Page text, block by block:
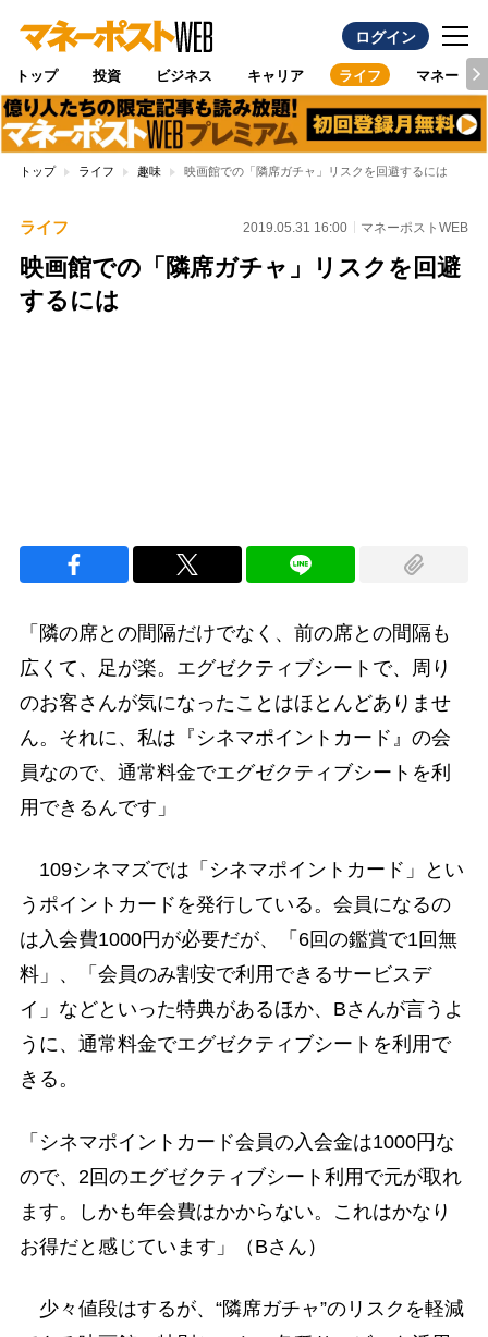
ログイン
トップ 投資 ビジネス キャリア ライフ マネー
トップ ライフ 趣味 映画館での「隣席ガチャ」リスクを回避するには
ライフ 2019.05.31 16:00 マネーポストWEB
映画館での「隣席ガチャ」リスクを回避
するには
「隣の席との間隔だけでなく、前の席との間隔も
広くて、足が楽。エグゼクティブシートで、周り
のお客さんが気になったことはほとんどありませ
ん。それに、私は『シネマポイントカード』の会
員なので、通常料金でエグゼクティブシートを利
用できるんです」
109シネマズでは「シネマポイントカード」とい
うポイントカードを発行している。会員になるの
は入会費1000円が必要だが、「6回の鑑賞で1回無
料」、「会員のみ割安で利用できるサービスデ
イ」などといった特典があるほか、Bさんが言うよ
うに、通常料金でエグゼクティブシートを利用で
きる。
「シネマポイントカード会員の入会金は1000円な
ので、2回のエグゼクティブシート利用で元が取れ
ます。しかも年会費はかからない。これはかなり
お得だと感じています」（Bさん）
少々値段はするが、“隣席ガチャ”のリスクを軽減